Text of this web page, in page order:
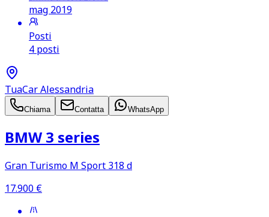
mag 2019
Posti
4 posti
TuaCar Alessandria
Chiama Contatta WhatsApp
BMW 3 series
Gran Turismo M Sport 318 d
17.900 €